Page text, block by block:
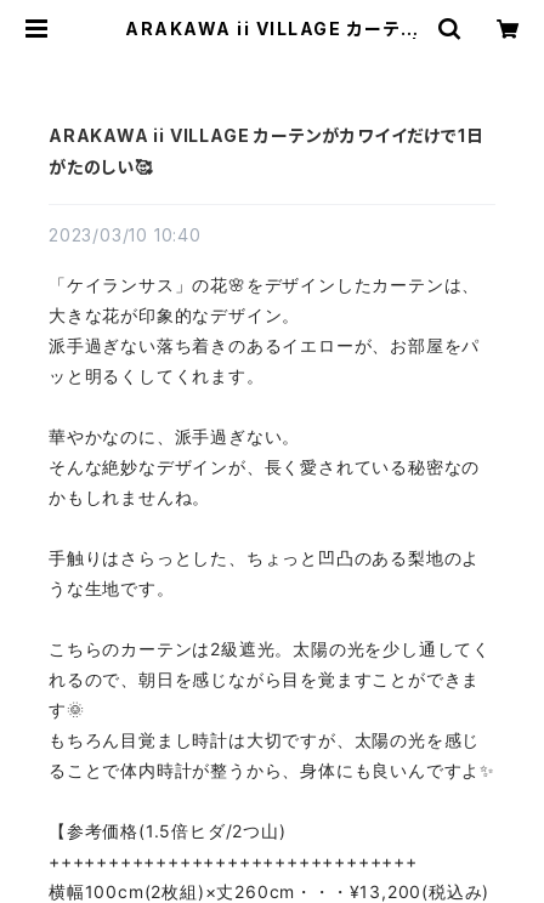
ARAKAWA ii VILLAGE カーテン
ARAKAWA ii VILLAGE カーテンがカワイイだけで1日
がたのしい🥰
2023/03/10 10:40
「ケイランサス」の花🌸をデザインしたカーテンは、
大きな花が印象的なデザイン。
派手過ぎない落ち着きのあるイエローが、お部屋をパ
ッと明るくしてくれます。
華やかなのに、派手過ぎない。
そんな絶妙なデザインが、長く愛されている秘密なの
かもしれませんね。
手触りはさらっとした、ちょっと凹凸のある梨地のよ
うな生地です。
こちらのカーテンは2級遮光。太陽の光を少し通してく
れるので、朝日を感じながら目を覚ますことができま
す🌞
もちろん目覚まし時計は大切ですが、太陽の光を感じ
ることで体内時計が整うから、身体にも良いんですよ✨
【参考価格(1.5倍ヒダ/2つ山)
+++++++++++++++++++++++++++++++
横幅100cm(2枚組)×丈260cm・・・¥13,200(税込み)